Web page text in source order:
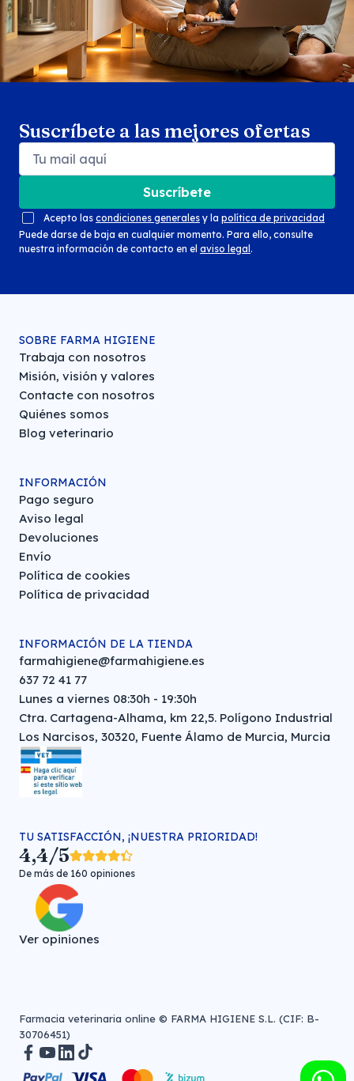
Suscríbete a las mejores ofertas
Suscríbete
Acepto las condiciones generales y la política de privacidad
Puede darse de baja en cualquier momento. Para ello, consulte
nuestra información de contacto en el aviso legal .
SOBRE FARMA HIGIENE
Trabaja con nosotros
Misión, visión y valores
Contacte con nosotros
Quiénes somos
Blog veterinario
INFORMACIÓN
Pago seguro
Aviso legal
Devoluciones
Envío
Política de cookies
Política de privacidad
INFORMACIÓN DE LA TIENDA
farmahigiene@farmahigiene.es
637 72 41 77
Lunes a viernes 08:30h - 19:30h
Ctra. Cartagena-Alhama, km 22,5. Polígono Industrial
Los Narcisos, 30320, Fuente Álamo de Murcia, Murcia
TU SATISFACCIÓN, ¡NUESTRA PRIORIDAD!
4,4/5
De más de 160 opiniones
Ver opiniones
Farmacia veterinaria online © FARMA HIGIENE S.L. (CIF: B-
30706451)